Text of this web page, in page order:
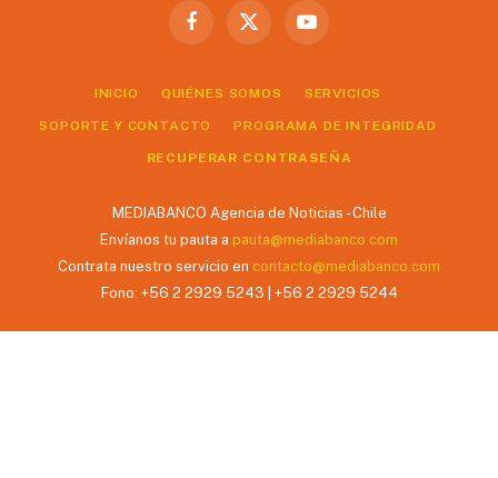
Facebook
X
YouTube
INICIO QUIÉNES SOMOS SERVICIOS
SOPORTE Y CONTACTO PROGRAMA DE INTEGRIDAD
RECUPERAR CONTRASEÑA
MEDIABANCO Agencia de Noticias - Chile
Envíanos tu pauta a pauta@mediabanco.com
Contrata nuestro servicio en contacto@mediabanco.com
Fono: +56 2 2929 5243 | +56 2 2929 5244